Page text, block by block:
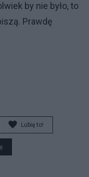
by nie było, to
Prawdę
Lubię to!